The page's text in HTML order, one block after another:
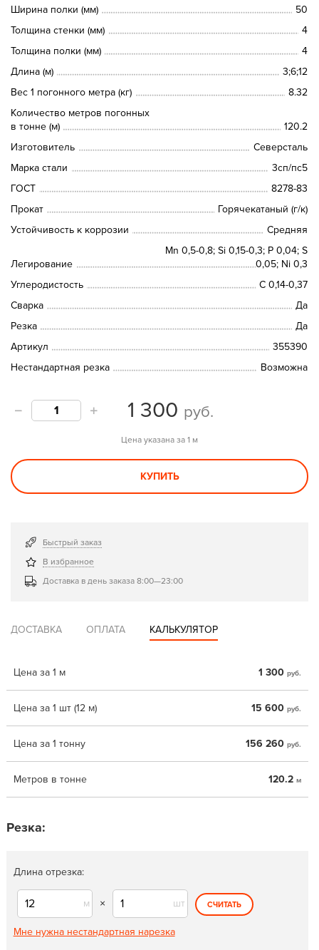
Ширина полки (мм)
50
Толщина стенки (мм)
4
Толщина полки (мм)
4
Длина (м)
3;6;12
Вес 1 погонного метра (кг)
8.32
Количество метров погонных
в тонне (м)
120.2
Изготовитель
Северсталь
Марка стали
3сп/пс5
ГОСТ
8278-83
Прокат
Горячекатаный (г/к)
Устойчивость к коррозии
Средняя
Легирование
Mn 0,5-0,8; Si 0,15-0,3; P 0,04; S
0,05; Ni 0,3
Углеродистость
C 0,14-0,37
Сварка
Да
Резка
Да
Артикул
355390
Нестандартная резка
Возможна
1 300 руб.
Цена указана за 1 м
КУПИТЬ
Быстрый заказ
В избранное
Доставка в день заказа 8:00—23:00
ДОСТАВКА ОПЛАТА КАЛЬКУЛЯТОР
Цена за 1 м 1 300 руб.
Цена за 1 шт (12 м) 15 600 руб.
Цена за 1 тонну 156 260 руб.
Метров в тонне 120.2 м
Резка:
Длина отрезка:
м × шт СЧИТАТЬ
Мне нужна нестандартная нарезка